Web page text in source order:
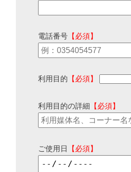
電話番号 【必須】
利用目的 【必須】
利用目的の詳細 【必須】
ご使用日 【必須】